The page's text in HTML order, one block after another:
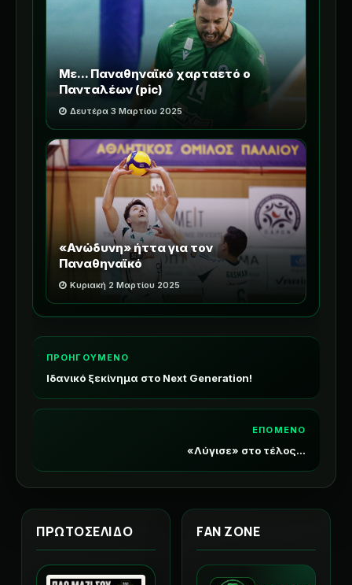
Με... Παναθηναϊκό χαρταετό ο
Πανταλέων (pic)
Δευτέρα 3 Μαρτίου 2025
«Ανώδυνη» ήττα για τον
Παναθηναϊκό
Κυριακή 2 Μαρτίου 2025
ΕΠΟΜΕΝΟ
«Λύγισε» στο τέλος...
ΠΡΟΗΓΟΥΜΕΝΟ
Ιδανικό ξεκίνημα στο Next Generation!
ΠΡΩΤΟΣΕΛΙΔΟ FAN ZONE